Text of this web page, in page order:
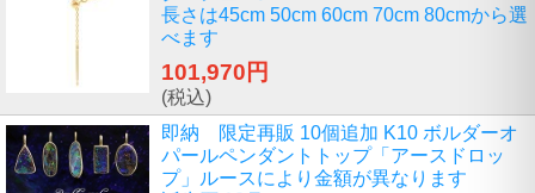
長さは45cm 50cm 60cm 70cm 80cmから選
べます
101,970円
(税込)
即納 限定再販 10個追加 K10 ボルダーオ
パールペンダントトップ「アースドロッ
プ」ルースにより金額が異なります